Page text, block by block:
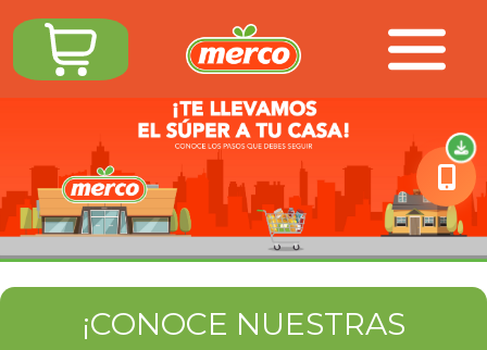
¡CONOCE NUESTRAS